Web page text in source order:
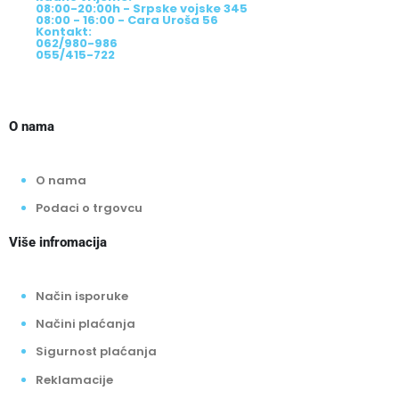
08:00-20:00h - Srpske vojske 345
08:00 - 16:00 - Cara Uroša 56
Kontakt:
062/980-986
055/415-722
O nama
O nama
Podaci o trgovcu
Više infromacija
Način isporuke
Načini plaćanja
Sigurnost plaćanja
Reklamacije